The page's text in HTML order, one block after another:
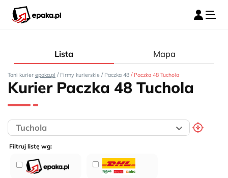
Lista Mapa
Tani kurier epaka.pl / Firmy kurierskie / Paczka 48 / Paczka 48 Tuchola
Kurier Paczka 48 Tuchola
Filtruj listę wg: